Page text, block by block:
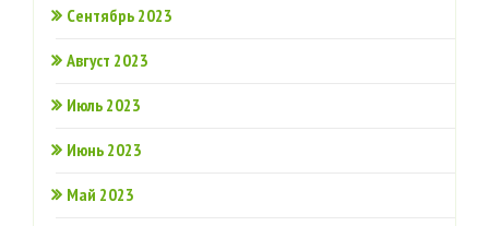
Сентябрь 2023
Август 2023
Июль 2023
Июнь 2023
Май 2023